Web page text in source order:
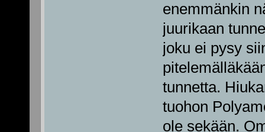
enemmänkin
juurikaan
joku ei pysy
tunnetta.
tuohon
ole sekään.